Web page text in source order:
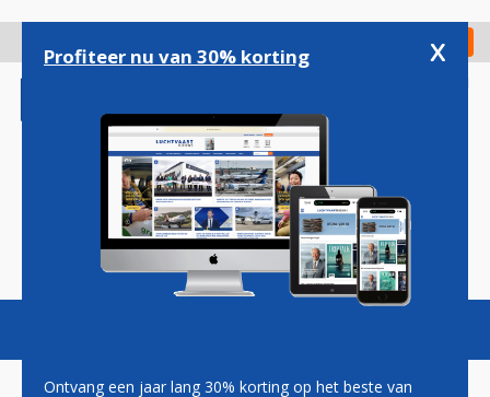
gaan
Check in
Magazine Podcasts Vacatures
Profiteer nu van 30% korting x
Ontvang een jaar lang 30% korting op het beste van